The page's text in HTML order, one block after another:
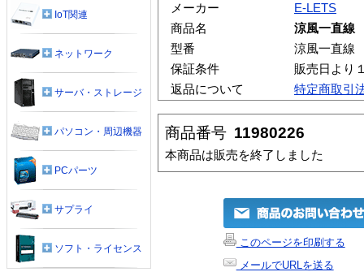
メーカー
E-LETS
商品名
涼風一直線
型番
涼風一直線
保証条件
販売日より
返品について
特定商取引
商品番号 11980226
本商品は販売を終了しました
このページを印刷する
メールでURLを送る
IoT関連
ネットワーク
サーバ・ストレージ
パソコン・周辺機器
PCパーツ
サプライ
ソフト・ライセンス